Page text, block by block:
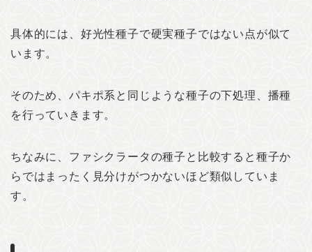
具体的には、好光性種子で硬実種子ではない点が似て
います。
そのため、パキポ系と同じような種子の下処理、播種
を行っていきます。
ちなみに、ファシクラータの種子と比較すると種子か
らではまったく見分けがつかないほど類似していま
す。